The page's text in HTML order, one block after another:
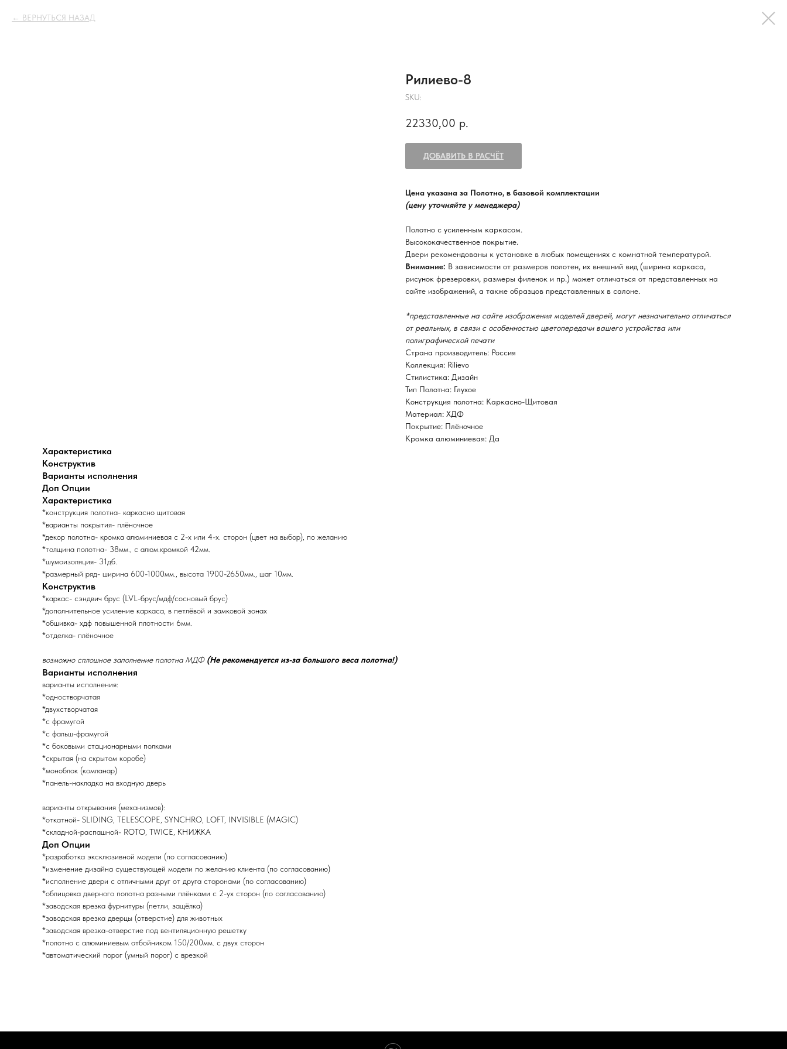
ВЕРНУТЬСЯ НАЗАД
Рилиево-8
SKU:
22330,00 р.
ДОБАВИТЬ В РАСЧЁТ
Цена указана за Полотно, в базовой комплектации
(цену уточняйте у менеджера)
Полотно с усиленным каркасом.
Высококачественное покрытие.
Двери рекомендованы к установке в любых помещениях с комнатной температурой.
Внимание: В зависимости от размеров полотен, их внешний вид (ширина каркаса,
рисунок фрезеровки, размеры филенок и пр.) может отличаться от представленных на
сайте изображений, а также образцов представленных в салоне.
*представленные на сайте изображения моделей дверей, могут незначительно отличаться
от реальных, в связи с особенностью цветопередачи вашего устройства или
полиграфической печати
Страна производитель: Россия
Коллекция: Rilievo
Стилистика: Дизайн
Тип Полотна: Глухое
Конструкция полотна: Каркасно-Щитовая
Материал: ХДФ
Покрытие: Плёночное
Кромка алюминиевая: Да
Характеристика
Конструктив
Варианты исполнения
Доп Опции
Характеристика
*конструкция полотна- каркасно щитовая
*варианты покрытия- плёночное
*декор полотна- кромка алюминиевая с 2-х или 4-х. сторон (цвет на выбор), по желанию
*толщина полотна- 38мм., с алюм.кромкой 42мм.
*шумоизоляция- 31дб.
*размерный ряд- ширина 600-1000мм., высота 1900-2650мм., шаг 10мм.
Конструктив
*каркас- сэндвич брус (LVL-брус/мдф/сосновый брус)
*дополнительное усиление каркаса, в петлёвой и замковой зонах
*обшивка- хдф повышенной плотности 6мм.
*отделка- плёночное
возможно сплошное заполнение полотна МДФ (Не рекомендуется из-за большого веса полотна!)
Варианты исполнения
варианты исполнения:
*одностворчатая
*двухстворчатая
*с фрамугой
*с фальш-фрамугой
*с боковыми стационарными полками
*скрытая (на скрытом коробе)
*моноблок (комланар)
*панель-накладка на входную дверь
варианты открывания (механизмов):
*откатной- SLIDING, TELESCOPE, SYNCHRO, LOFT, INVISIBLE (MAGIC)
*складной-распашной- ROTO, TWICE, КНИЖКА
Доп Опции
*разработка эксклюзивной модели (по согласованию)
*изменение дизайна существующей модели по желанию клиента (по согласованию)
*исполнение двери с отличными друг от друга сторонами (по согласованию)
*облицовка дверного полотна разными плёнками с 2-ух сторон (по согласованию)
*заводская врезка фурнитуры (петли, защёлка)
*заводская врезка дверцы (отверстие) для животных
*заводская врезка-отверстие под вентиляционную решетку
*полотно с алюминиевым отбойником 150/200мм. с двух сторон
*автоматический порог (умный порог) с врезкой